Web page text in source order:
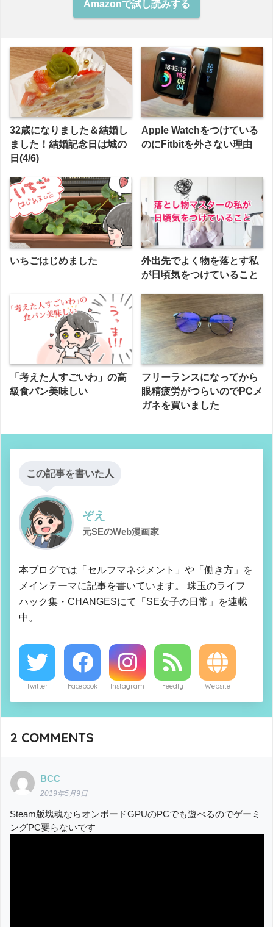
Amazonで試し読みする
32歳になりました＆結婚し
ました！結婚記念日は城の
日(4/6)
Apple Watchをつけている
のにFitbitを外さない理由
いちごはじめました
外出先でよく物を落とす私
が日頃気をつけていること
「考えた人すごいわ」の高
級食パン美味しい
フリーランスになってから
眼精疲労がつらいのでPCメ
ガネを買いました
この記事を書いた人
ぞえ
元SEのWeb漫画家
本ブログでは「セルフマネジメント」や「働き方」を
メインテーマに記事を書いています。 珠玉のライフ
ハック集・CHANGESにて「SE女子の日常」を連載
中。
Twitter Facebook Instagram Feedly Website
2 COMMENTS
BCC
2019年5月9日
Steam版塊魂ならオンボードGPUのPCでも遊べるのでゲーミ
ングPC要らないです